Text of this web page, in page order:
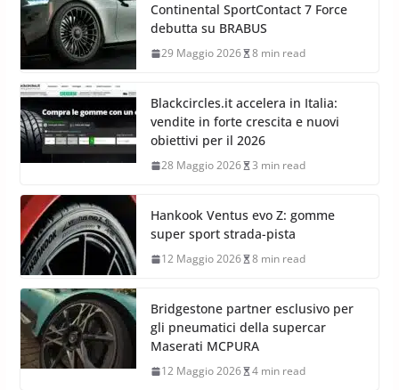
Continental SportContact 7 Force
debutta su BRABUS
29 Maggio 2026 8 min read
Blackcircles.it accelera in Italia:
vendite in forte crescita e nuovi
obiettivi per il 2026
28 Maggio 2026 3 min read
Hankook Ventus evo Z: gomme
super sport strada-pista
12 Maggio 2026 8 min read
Bridgestone partner esclusivo per
gli pneumatici della supercar
Maserati MCPURA
12 Maggio 2026 4 min read